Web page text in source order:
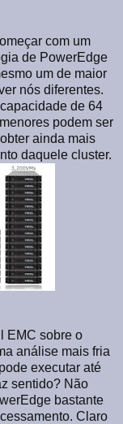
com um
de PowerEdge
um de maior
nós diferentes.
de 64
podem ser
ainda mais
daquele cluster.
EMC sobre o
análise mais fria
executar até
sentido? Não
bastante
Claro